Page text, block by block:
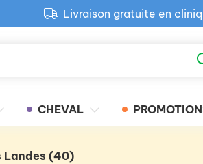
Livraison gratuite en
Retour produit gratuit
CHEVAL
Landes (40)